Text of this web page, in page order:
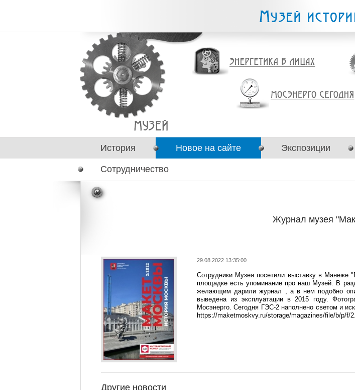
История Новое на сайте Экспозиции
Сотрудничество
Журнал музея
29.08.2022 13:35:00
Сотрудники Музея посетили выставку в Манеже
площадке есть упоминание про наш Музей. В
желающим дарили журнал , а в нем подобно
выведена из эксплуатации в 2015 году.
Мосэнерго. Сегодня ГЭС-2 наполнено светом и
https://maketmoskvy.ru/storage/magazines/file/b/p/f/
Другие новости